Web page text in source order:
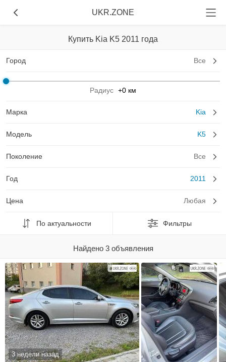
UKR.ZONE
Купить Kia K5 2011 года
Город Все
Радиус +0 км
Марка Kia
Модель K5
Поколение Все
Год 2011
Цена Любая
По актуальности Фильтры
Найдено 3 объявления
3 недели назад